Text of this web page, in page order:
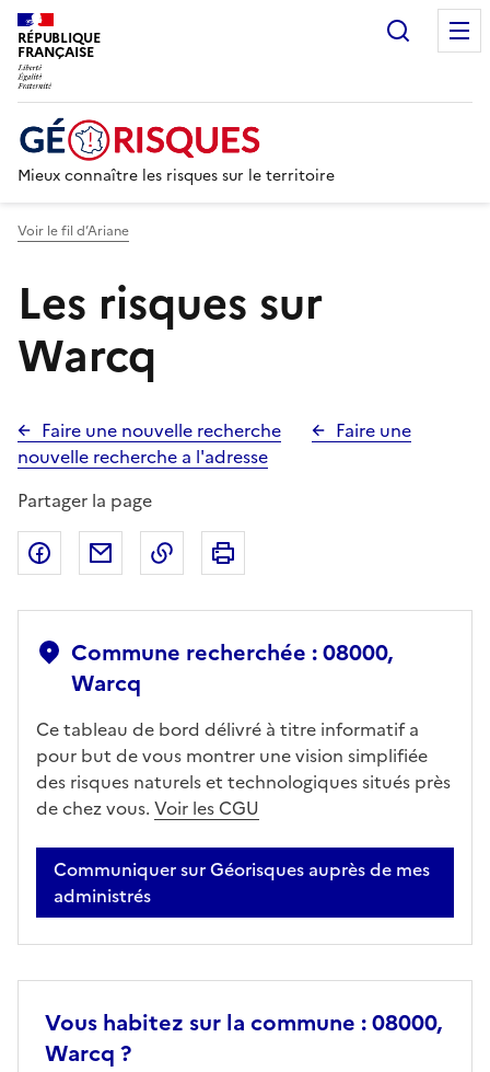
RÉPUBLIQUE
FRANÇAISE
Mieux connaître les risques sur le territoire
Voir le fil d’Ariane
Les risques sur
Warcq
Faire une nouvelle recherche
Faire une
nouvelle recherche a l'adresse
Partager la page
Partager sur Facebook
Partager par emailCopier dans le presse-papier
Commune recherchée : 08000,
Warcq
Ce tableau de bord délivré à titre informatif a
pour but de vous montrer une vision simplifiée
des risques naturels et technologiques situés près
de chez vous. Voir les CGU
Communiquer sur Géorisques auprès de mes
administrés
Vous habitez sur la commune : 08000,
Warcq ?